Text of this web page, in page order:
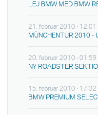
LEJ BMW MED BMW
21. februar 2010 · 12:01
MÜNCHENTUR 2010 -
20. februar 2010 · 01:59
NY ROADSTER
15. februar 2010 · 17:32
BMW PREMIUM